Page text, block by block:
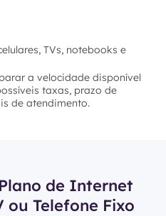
TVs, notebooks e
a velocidade disponível
taxas, prazo de
de atendimento.
de Internet
ou Telefone Fixo